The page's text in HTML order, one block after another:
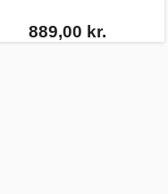
889,00 kr.